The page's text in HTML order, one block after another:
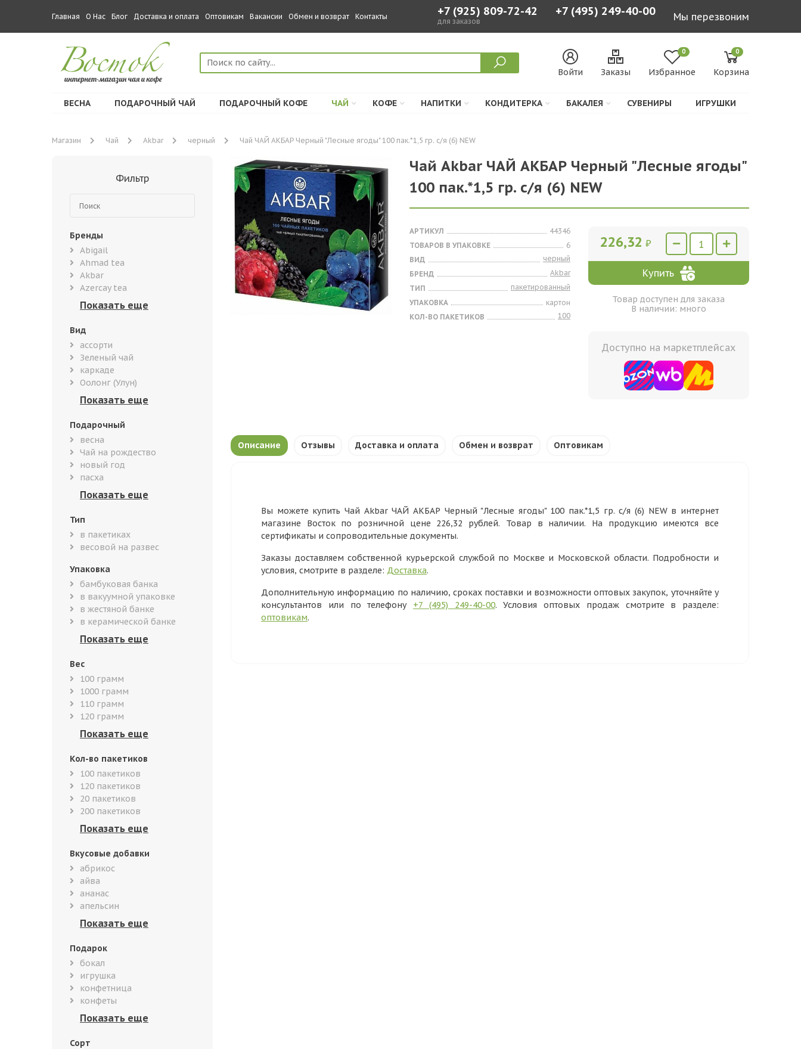
Главная О Нас Блог Доставка и оплата Оптовикам Вакансии Обмен и возврат Контакты +7 (925) 809-72-42
для заказов
+7 (495) 249-40-00 Мы перезвоним
Войти Заказы
0
Избранное
0
Корзина
ВЕСНА ПОДАРОЧНЫЙ ЧАЙ ПОДАРОЧНЫЙ КОФЕ ЧАЙ КОФЕ НАПИТКИ КОНДИТЕРКА БАКАЛЕЯ СУВЕНИРЫ ИГРУШКИ
Магазин Чай Akbar черный Чай ЧАЙ АКБАР Черный "Лесные ягоды" 100 пак.*1,5 гр. с/я (6) NEW
Фильтр
Бренды
Abigail
Ahmad tea
Akbar
Azercay tea
Вид
ассорти
Зеленый чай
каркаде
Оолонг (Улун)
Подарочный
весна
Чай на рождество
новый год
пасха
Тип
в пакетиках
весовой на развес
Упаковка
бамбуковая банка
в вакуумной упаковке
в жестяной банке
в керамической банке
Вес
100 грамм
1000 грамм
110 грамм
120 грамм
Кол-во пакетиков
100 пакетиков
120 пакетиков
20 пакетиков
200 пакетиков
Вкусовые добавки
абрикос
айва
ананас
апельсин
Подарок
бокал
игрушка
конфетница
конфеты
Сорт
Чай Akbar ЧАЙ АКБАР Черный "Лесные ягоды"
100 пак.*1,5 гр. с/я (6) NEW
АРТИКУЛ
44346
ТОВАРОВ В УПАКОВКЕ
6
ВИД
черный
БРЕНД
Akbar
ТИП
пакетированный
УПАКОВКА
картон
КОЛ-ВО ПАКЕТИКОВ
100
226,32 ₽
Купить
Товар доступен для заказа
В наличии: много
Доступно на маркетплейсах
Описание Отзывы Доставка и оплата Обмен и возврат Оптовикам
Вы можете купить Чай Akbar ЧАЙ АКБАР Черный "Лесные ягоды" 100 пак.*1,5 гр. с/я (6) NEW в интернет
магазине Восток по розничной цене 226,32 рублей. Товар в наличии. На продукцию имеются все
сертификаты и сопроводительные документы.
Заказы доставляем собственной курьерской службой по Москве и Московской области. Подробности и
условия, смотрите в разделе: Доставка.
Дополнительную информацию по наличию, сроках поставки и возможности оптовых закупок, уточняйте у
консультантов или по телефону +7 (495) 249-40-00. Условия оптовых продаж смотрите в разделе:
оптовикам.